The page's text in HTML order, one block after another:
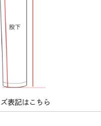
表記はこちら